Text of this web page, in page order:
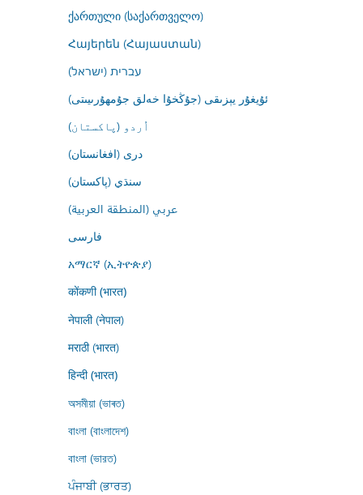
ქართული (საქართველო)
Հայերեն (Հայաստան)
עברית (ישראל)
ئۇيغۇر يېزىقى (جۇڭخۇا خەلق جۇمھۇرىيىتى)
اُردو (پاکستان)
درى (افغانستان)
سنڌي (پاکستان)
عربي (المنطقة العربية)
فارسى
አማርኛ (ኢትዮጵያ)
कोंकणी (भारत)
नेपाली (नेपाल)
मराठी (भारत)
हिन्दी (भारत)
অসমীয়া (ভাৰত)
বাংলা (বাংলাদেশ)
বাংলা (ভারত)
ਪੰਜਾਬੀ (ਭਾਰਤ)